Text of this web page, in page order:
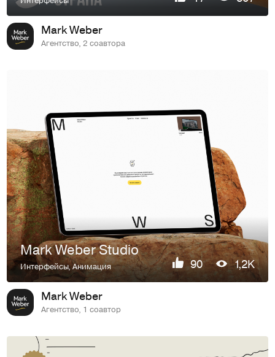
Mark Weber
Агентство, 2 соавтора
Mark Weber Studio
Интерфейсы,Анимация 90 1,2K
Mark Weber
Агентство, 1 соавтор